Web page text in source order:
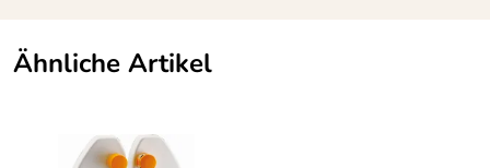
Ähnliche Artikel